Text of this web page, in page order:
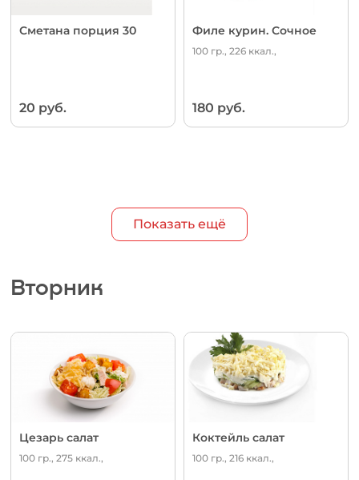
Сметана порция 30
20 руб.
Филе курин. Сочное
100 гр., 226 ккал.,
180 руб.
Показать ещё
Вторник
Цезарь салат
100 гр., 275 ккал.,
Коктейль салат
100 гр., 216 ккал.,